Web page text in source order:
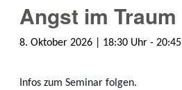
Angst im Traum
8. Oktober 2026 | 18:30 - 20:45
Infos zum Seminar folgen.